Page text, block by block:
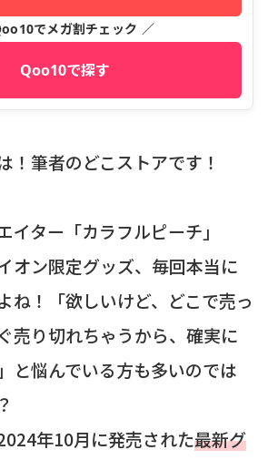
でメガ割チェック ／
Qoo10で探す
！筆者のどこストアです！
イター「カラフルピーチ」
オン限定グッズ、毎回本当に
ね！「欲しいけど、どこで売っ
売り切れちゃうから、確実に
と悩んでいる方も多いのでは
年10月に発売された最新グ